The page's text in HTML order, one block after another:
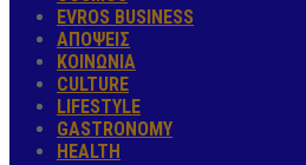
EVROS BUSINESS
ΑΠΟΨΕΙΣ
ΚΟΙΝΩΝΙΑ
CULTURE
LIFESTYLE
GASTRONOMY
HEALTH